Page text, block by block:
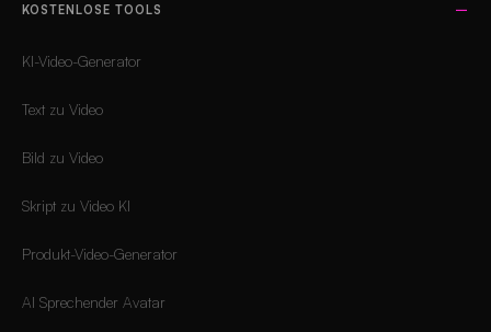
KOSTENLOSE TOOLS
KI-Video-Generator
Text zu Video
Bild zu Video
Skript zu Video KI
Produkt-Video-Generator
AI Sprechender Avatar